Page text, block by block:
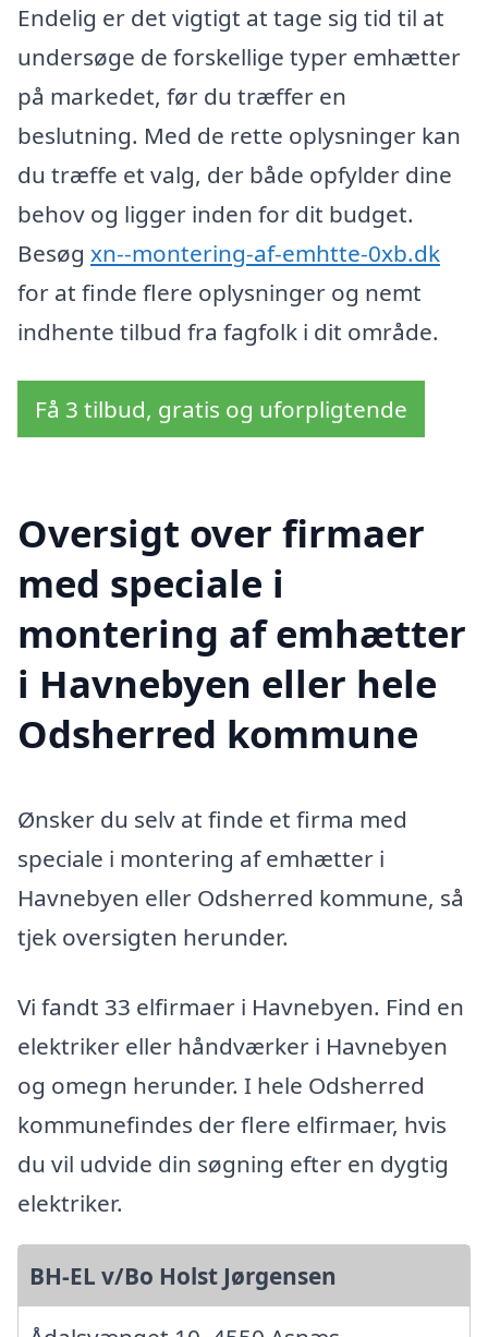
Endelig er det vigtigt at tage sig tid til at
undersøge de forskellige typer emhætter
på markedet, før du træffer en
beslutning. Med de rette oplysninger kan
du træffe et valg, der både opfylder dine
behov og ligger inden for dit budget.
Besøg xn--montering-af-emhtte-0xb.dk
for at finde flere oplysninger og nemt
indhente tilbud fra fagfolk i dit område.
Få 3 tilbud, gratis og uforpligtende
Oversigt over firmaer
med speciale i
montering af emhætter
i Havnebyen eller hele
Odsherred kommune
Ønsker du selv at finde et firma med
speciale i montering af emhætter i
Havnebyen eller Odsherred kommune, så
tjek oversigten herunder.
Vi fandt 33 elfirmaer i Havnebyen. Find en
elektriker eller håndværker i Havnebyen
og omegn herunder. I hele Odsherred
kommunefindes der flere elfirmaer, hvis
du vil udvide din søgning efter en dygtig
elektriker.
BH-EL v/Bo Holst Jørgensen